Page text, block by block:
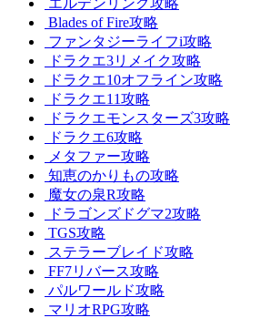
エルデンリング攻略
Blades of Fire攻略
ファンタジーライフi攻略
ドラクエ3リメイク攻略
ドラクエ10オフライン攻略
ドラクエ11攻略
ドラクエモンスターズ3攻略
ドラクエ6攻略
メタファー攻略
知恵のかりもの攻略
魔女の泉R攻略
ドラゴンズドグマ2攻略
TGS攻略
ステラーブレイド攻略
FF7リバース攻略
パルワールド攻略
マリオRPG攻略